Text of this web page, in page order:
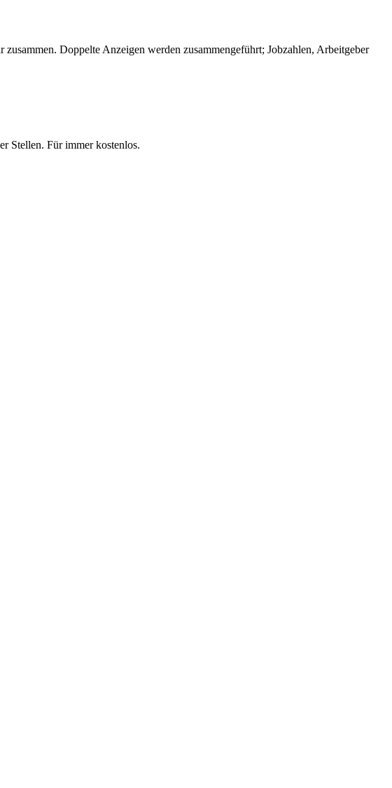
zusammen. Doppelte Anzeigen werden zusammengeführt; Jobzahlen, Arbeitgeber
Stellen. Für immer kostenlos.